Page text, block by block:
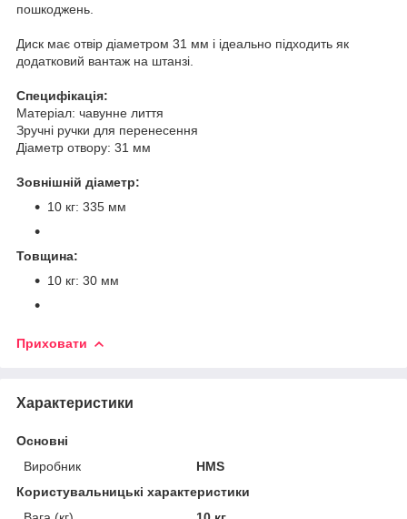
пошкоджень.
Диск має отвір діаметром 31 мм і ідеально підходить як
додатковий вантаж на штанзі.
Специфікація:
Матеріал: чавунне лиття
Зручні ручки для перенесення
Діаметр отвору: 31 мм
Зовнішній діаметр:
10 кг: 335 мм
Товщина:
10 кг: 30 мм
Приховати
Характеристики
Основні
Виробник
HMS
Користувальницькі характеристики